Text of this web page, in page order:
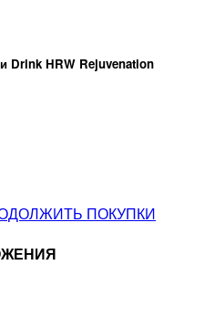
Drink HRW Rejuvenation
ПОКУПКИ